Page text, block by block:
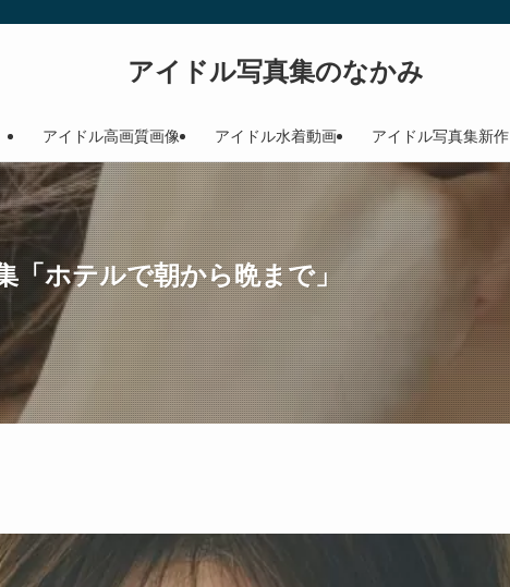
アイドル写真集のなかみ
アイドル高画質画像 アイドル水着動画 アイドル写真集新作
「ホテルで朝から晩まで」